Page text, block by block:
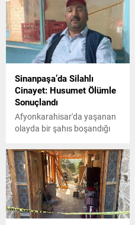
alınan M.Ş., çıkarıldığı
mahkemede tutuklandı.
Sinanpaşa’da Silahlı
Cinayet: Husumet Ölümle
Sonuçlandı
Afyonkarahisar'da yaşanan
olayda bir şahıs boşandığı
tabancayla vurarak öldürdü.
Şahsın emniyetteki
işlemlerinin sürdüğü bildirildi.